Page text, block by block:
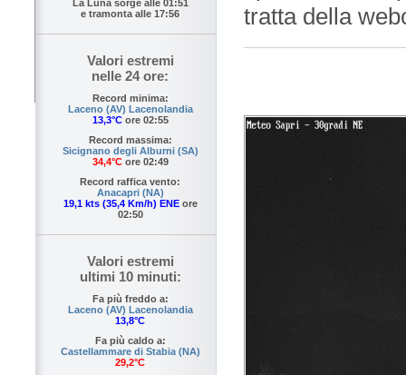
La Luna sorge alle 01:51
e tramonta alle 17:56
Valori estremi
nelle 24 ore:
Record minima:
Laceno (AV) Lacenolandia
13,3°Core 02:55
Record massima:
Sicignano degli Alburni (SA)
34,4°Core 02:49
Record raffica vento:
Anacapri (NA)
19,1 kts (35,4 Km/h) ENEore
02:50
Valori estremi
ultimi 10 minuti:
Fa più freddo a:
Laceno (AV) Lacenolandia
13,8°C
Fa più caldo a:
Castellammare di Stabia (NA)
29,2°C
tratta della